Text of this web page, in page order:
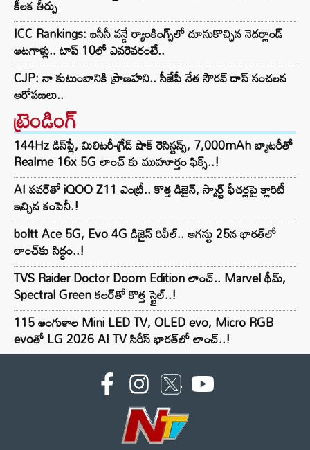
కీలక తీర్పు
ICC Rankings: ఐసీసీ వన్డే ర్యాంకింగ్స్‌లో దూసుకొచ్చిన నెదర్లాండ్
ఆటగాళ్లు.. టాప్ 10లో ఎవరెవరంటే..
CJP: నా కుటుంబానికి ప్రాణహని.. సీజేపీ నేత సౌరవ్ దాస్ సంచలన
ఆరోపణలు..
ట్రెండింగ్‌
144Hz డిస్‌ప్లే, మిలిటరీ-గ్రేడ్ షాక్ రెసిస్టన్స్, 7,000mAh బ్యాటరీతో
Realme 16x 5G లాంచ్ కు ముహూర్తం ఫిక్స్..!
AI పవర్‌తో iQOO Z11 ఎంట్రీ.. కొత్త డిజైన్, స్మార్ట్ ఫీచర్లపై క్లారిటీ
ఇచ్చిన కంపెనీ.!
boltt Ace 5G, Evo 4G డిజైన్ రివీల్.. ఆగస్టు 25న భారత్‌లో
లాంచ్‌కు సిద్ధం..!
TVS Raider Doctor Doom Edition లాంచ్.. Marvel థీమ్,
Spectral Green కలర్‌తో కొత్త స్టైల్..!
115 అంగుళాల Mini LED TV, OLED evo, Micro RGB
evoతో LG 2026 AI TV సిరీస్ భారత్‌లో లాంచ్..!